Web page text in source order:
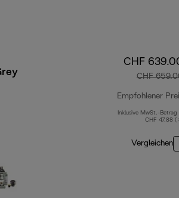
CHF
CHF
Empfohlener
Inklusive MwSt.-Betrag
CHF 47.88 (
Vergleichen